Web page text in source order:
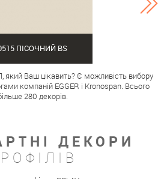
ПІСОЧНИЙ BS
який Ваш цікавить? Є можливість вибору
компаній EGGER і Kronospan. Всього
280 декорів.
ДЕКОРИ